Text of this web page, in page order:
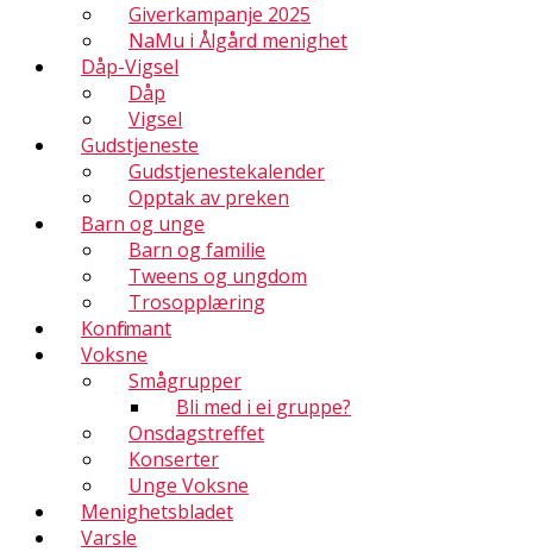
Giverkampanje 2025
NaMu i Ålgård menighet
Dåp-Vigsel
Dåp
Vigsel
Gudstjeneste
Gudstjenestekalender
Opptak av preken
Barn og unge
Barn og familie
Tweens og ungdom
Trosopplæring
Konfirmant
Voksne
Smågrupper
Bli med i ei gruppe?
Onsdagstreffet
Konserter
Unge Voksne
Menighetsbladet
Varsle